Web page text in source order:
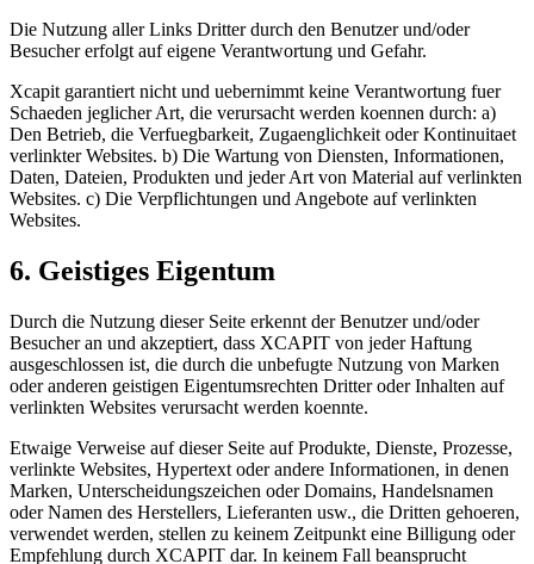
Die Nutzung aller Links Dritter durch den Benutzer und/oder
Besucher erfolgt auf eigene Verantwortung und Gefahr.
Xcapit garantiert nicht und uebernimmt keine Verantwortung fuer
Schaeden jeglicher Art, die verursacht werden koennen durch: a)
Den Betrieb, die Verfuegbarkeit, Zugaenglichkeit oder Kontinuitaet
verlinkter Websites. b) Die Wartung von Diensten, Informationen,
Daten, Dateien, Produkten und jeder Art von Material auf verlinkten
Websites. c) Die Verpflichtungen und Angebote auf verlinkten
Websites.
6. Geistiges Eigentum
Durch die Nutzung dieser Seite erkennt der Benutzer und/oder
Besucher an und akzeptiert, dass XCAPIT von jeder Haftung
ausgeschlossen ist, die durch die unbefugte Nutzung von Marken
oder anderen geistigen Eigentumsrechten Dritter oder Inhalten auf
verlinkten Websites verursacht werden koennte.
Etwaige Verweise auf dieser Seite auf Produkte, Dienste, Prozesse,
verlinkte Websites, Hypertext oder andere Informationen, in denen
Marken, Unterscheidungszeichen oder Domains, Handelsnamen
oder Namen des Herstellers, Lieferanten usw., die Dritten gehoeren,
verwendet werden, stellen zu keinem Zeitpunkt eine Billigung oder
Empfehlung durch XCAPIT dar. In keinem Fall beansprucht